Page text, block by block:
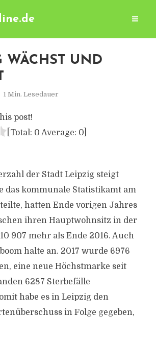
WÄCHST UND
1 Min. Lesedauer
post!
[Total: 0 Average: 0]
der Stadt Leipzig steigt
das kommunale Statistikamt am
hatten Ende vorigen Jahres
ihren Hauptwohnsitz in der
907 mehr als Ende 2016. Auch
halte an. 2017 wurde 6976
eine neue Höchstmarke seit
6287 Sterbefälle
habe es in Leipzig den
in Folge gegeben,